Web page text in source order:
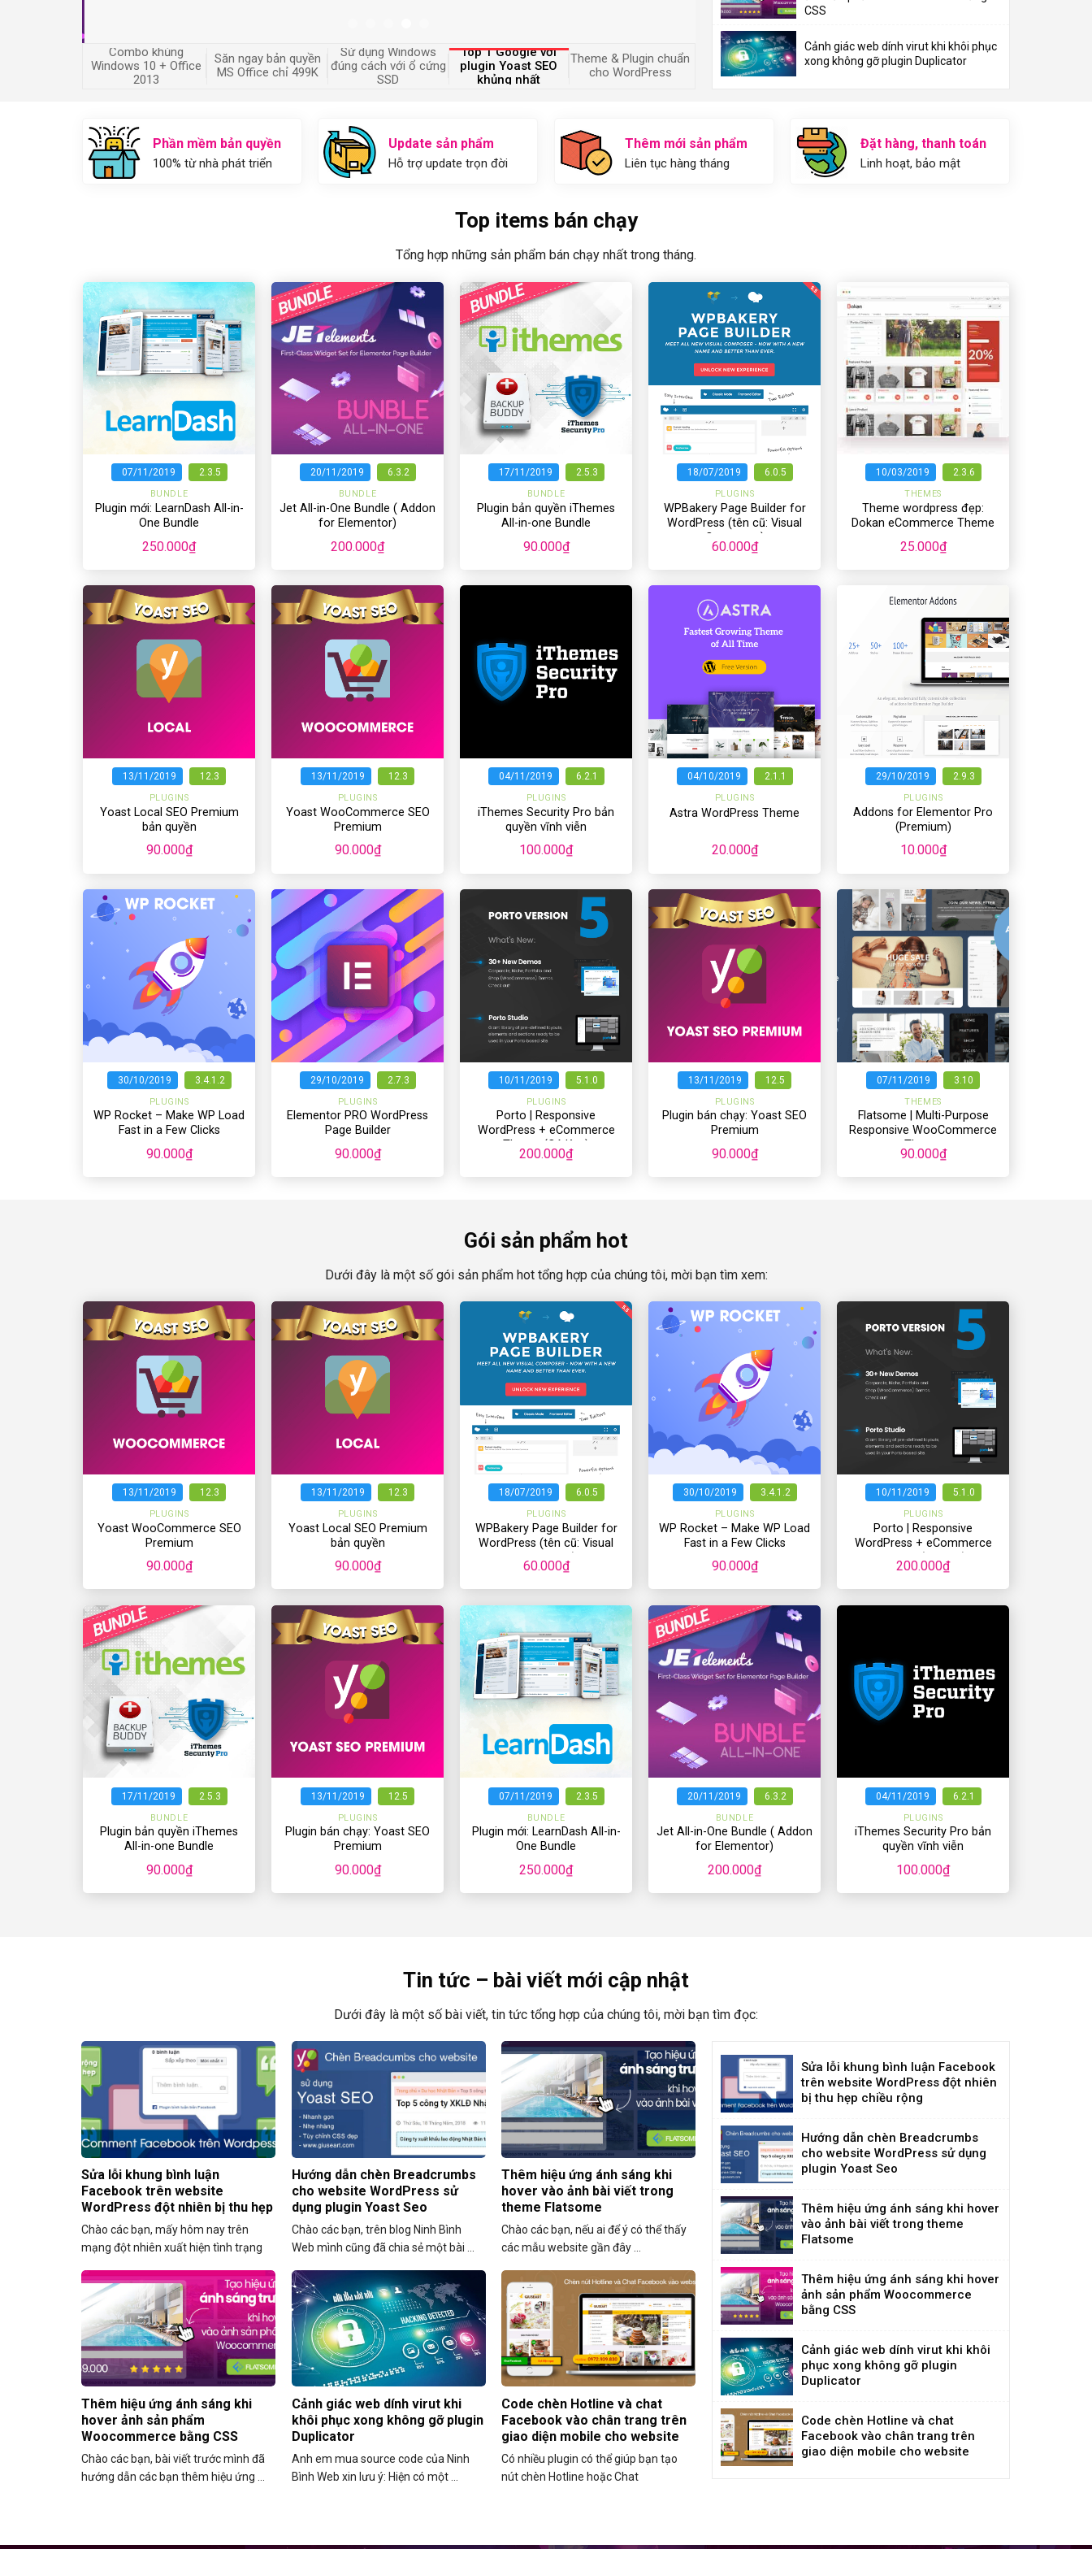
Combo khủng
Windows 10 + Office
2013
Săn ngay bản quyền
MS Office chỉ 499K
Sử dụng Windows
đúng cách với ổ cứng
SSD
Top 1 Google với
plugin Yoast SEO
khủng nhất
Theme & Plugin chuẩn
cho WordPress
CSS
Cảnh giác web dính virut khi khôi phục
xong không gỡ plugin Duplicator
Phần mềm bản quyền
100% từ nhà phát triển
Update sản phẩm
Hỗ trợ update trọn đời
Thêm mới sản phẩm
Liên tục hàng tháng
Đặt hàng, thanh toán
Linh hoạt, bảo mật
Top items bán chạy
Tổng hợp những sản phẩm bán chạy nhất trong tháng.
07/11/2019 2.3.5
BUNDLE
Plugin mới: LearnDash All-in-
One Bundle
250.000₫
20/11/2019 6.3.2
BUNDLE
Jet All-in-One Bundle ( Addon
for Elementor)
200.000₫
+
17/11/2019 2.5.3
BUNDLE
Plugin bản quyền iThemes
All-in-one Bundle
90.000₫
18/07/2019 6.0.5
PLUGINS
WPBakery Page Builder for
WordPress (tên cũ: Visual
Composer)
60.000₫
+
10/03/2019 2.3.6
THEMES
Theme wordpress đẹp:
Dokan eCommerce Theme
25.000₫
13/11/2019 12.3
PLUGINS
Yoast Local SEO Premium
bản quyền
90.000₫
13/11/2019 12.3
PLUGINS
Yoast WooCommerce SEO
Premium
90.000₫
04/11/2019 6.2.1
PLUGINS
iThemes Security Pro bản
quyền vĩnh viễn
100.000₫
04/10/2019 2.1.1
PLUGINS
Astra WordPress Theme
20.000₫
+
29/10/2019 2.9.3
PLUGINS
Addons for Elementor Pro
(Premium)
10.000₫
30/10/2019 3.4.1.2
PLUGINS
WP Rocket – Make WP Load
Fast in a Few Clicks
90.000₫
+
29/10/2019 2.7.3
PLUGINS
Elementor PRO WordPress
Page Builder
90.000₫
10/11/2019 5.1.0
PLUGINS
Porto | Responsive
WordPress + eCommerce
Theme (Có Key)
200.000₫
13/11/2019 12.5
PLUGINS
Plugin bán chạy: Yoast SEO
Premium
90.000₫
+
07/11/2019 3.10
THEMES
Flatsome | Multi-Purpose
Responsive WooCommerce
Theme
90.000₫
Gói sản phẩm hot
Dưới đây là một số gói sản phẩm hot tổng hợp của chúng tôi, mời bạn tìm xem:
13/11/2019 12.3
PLUGINS
Yoast WooCommerce SEO
Premium
90.000₫
13/11/2019 12.3
PLUGINS
Yoast Local SEO Premium
bản quyền
90.000₫
18/07/2019 6.0.5
PLUGINS
WPBakery Page Builder for
WordPress (tên cũ: Visual
Composer)
60.000₫
30/10/2019 3.4.1.2
PLUGINS
WP Rocket – Make WP Load
Fast in a Few Clicks
90.000₫
10/11/2019 5.1.0
PLUGINS
Porto | Responsive
WordPress + eCommerce
Theme (Có Key)
200.000₫
+
17/11/2019 2.5.3
BUNDLE
Plugin bản quyền iThemes
All-in-one Bundle
90.000₫
13/11/2019 12.5
PLUGINS
Plugin bán chạy: Yoast SEO
Premium
90.000₫
07/11/2019 2.3.5
BUNDLE
Plugin mới: LearnDash All-in-
One Bundle
250.000₫
20/11/2019 6.3.2
BUNDLE
Jet All-in-One Bundle ( Addon
for Elementor)
200.000₫
04/11/2019 6.2.1
PLUGINS
iThemes Security Pro bản
quyền vĩnh viễn
100.000₫
Tin tức – bài viết mới cập nhật
Dưới đây là một số bài viết, tin tức tổng hợp của chúng tôi, mời bạn tìm đọc:
Sửa lỗi khung bình luận
Facebook trên website
WordPress đột nhiên bị thu hẹp
chiều rộng
Chào các bạn, mấy hôm nay trên
mạng đột nhiên xuất hiện tình trạng
Hướng dẫn chèn Breadcrumbs
cho website WordPress sử
dụng plugin Yoast Seo
Chào các bạn, trên blog Ninh Bình
Web mình cũng đã chia sẻ một bài ...
Thêm hiệu ứng ánh sáng khi
hover vào ảnh bài viết trong
theme Flatsome
Chào các bạn, nếu ai để ý có thể thấy
các mẫu website gần đây ...
Thêm hiệu ứng ánh sáng khi
hover ảnh sản phẩm
Woocommerce bằng CSS
Chào các bạn, bài viết trước mình đã
hướng dẫn các bạn thêm hiệu ứng ...
Cảnh giác web dính virut khi
khôi phục xong không gỡ plugin
Duplicator
Anh em mua source code của Ninh
Bình Web xin lưu ý: Hiện có một ...
Code chèn Hotline và chat
Facebook vào chân trang trên
giao diện mobile cho website
Có nhiều plugin có thể giúp bạn tạo
nút chèn Hotline hoặc Chat
Sửa lỗi khung bình luận Facebook
trên website WordPress đột nhiên
bị thu hẹp chiều rộng
Hướng dẫn chèn Breadcrumbs
cho website WordPress sử dụng
plugin Yoast Seo
Thêm hiệu ứng ánh sáng khi hover
vào ảnh bài viết trong theme
Flatsome
Thêm hiệu ứng ánh sáng khi hover
ảnh sản phẩm Woocommerce
bằng CSS
Cảnh giác web dính virut khi khôi
phục xong không gỡ plugin
Duplicator
Code chèn Hotline và chat
Facebook vào chân trang trên
giao diện mobile cho website